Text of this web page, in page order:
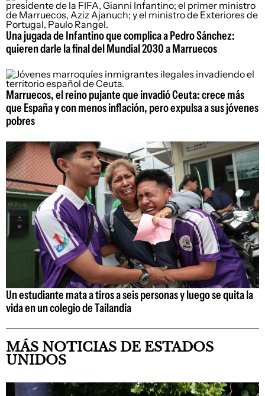
Una jugada de Infantino que complica a Pedro Sánchez:
quieren darle la final del Mundial 2030 a Marruecos
Marruecos, el reino pujante que invadió Ceuta: crece más
que España y con menos inflación, pero expulsa a sus jóvenes
pobres
Un estudiante mata a tiros a seis personas y luego se quita la
vida en un colegio de Tailandia
MÁS NOTICIAS DE ESTADOS
UNIDOS